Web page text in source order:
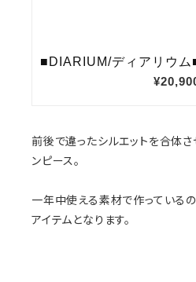
前後で違ったシルエットを合体
ンピース。
一年中使える素材で作っている
アイテムとなります。